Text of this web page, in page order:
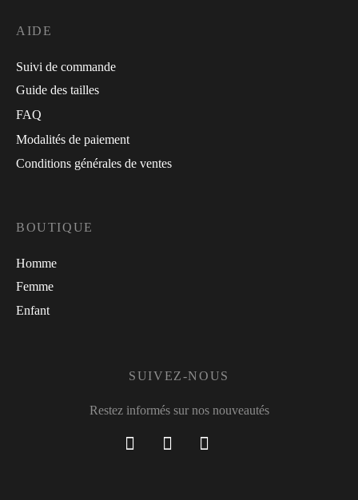
AIDE
Suivi de commande
Guide des tailles
FAQ
Modalités de paiement
Conditions générales de ventes
BOUTIQUE
Homme
Femme
Enfant
SUIVEZ-NOUS
Restez informés sur nos nouveautés